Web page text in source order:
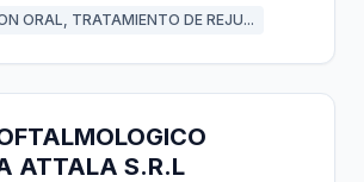
ORAL, TRATAMIENTO DE REJU...
ATTALA S.R.L